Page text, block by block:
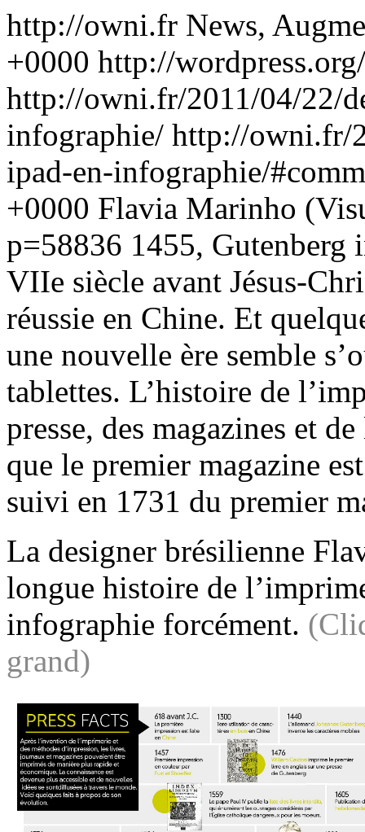
http://owni.fr News,
+0000 http://
http://owni.fr/2011/04/22/
infographie/ http://owni.fr/
ipad-en-infographie/
+0000 Flavia Marinho
p=58836 1455, Gutenberg
VIIe siècle avant Jésus-
réussie en Chine. Et
une nouvelle ère semble
tablettes. L’histoire de
presse, des magazines et
que le premier magazine
suivi en 1731 du premier
La designer brésilienne
longue histoire de
infographie forcément.
grand)